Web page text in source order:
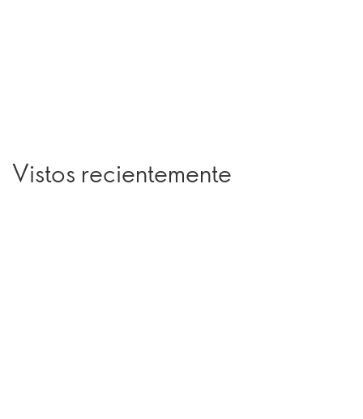
Vistos recientemente